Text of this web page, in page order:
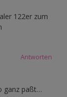
122er zum
Antworten
ganz paßt…